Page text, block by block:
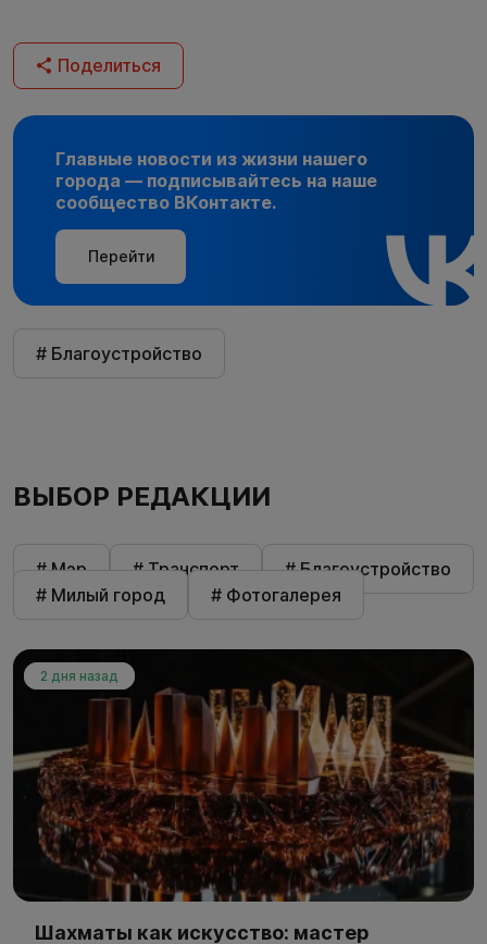
Поделиться
Главные новости из жизни нашего
города — подписывайтесь на наше
сообщество ВКонтакте.
Перейти
# Благоустройство
ВЫБОР РЕДАКЦИИ
# Мэр # Транспорт
# Благоустройство
# Милый город
# Фотогалерея
2 дня назад
Шахматы как искусство: мастер